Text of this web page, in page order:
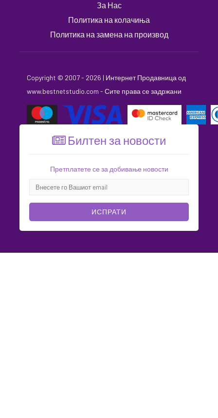
За Нас
Политика на колачиња
Политика на замена на производ
Copyright © 2007 - 2026 | Интернет Продавница од
www.bestnetstudio.com - Сите права се задржани
Билтен за новости
Претплатете се за добивање новости
ИСПРАТИ